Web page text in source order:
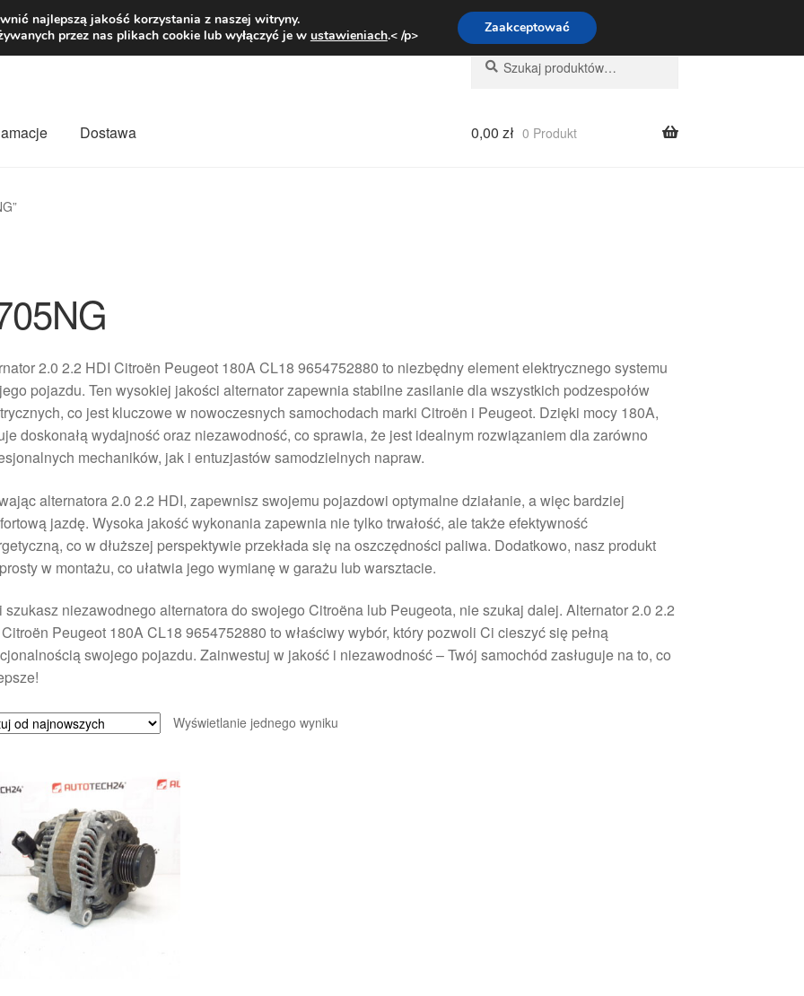
zł Pn.-pt. 9:00-16:00800 003 167
Szukaj:
Szukaj
Dostawa 0,00 zł 0 Produkt
2.0 2.2 HDI Citroën Peugeot 180A CL18 9654752880 to niezbędny element elektrycznego systemu
pojazdu. Ten wysokiej jakości alternator zapewnia stabilne zasilanie dla wszystkich podzespołów
co jest kluczowe w nowoczesnych samochodach marki Citroën i Peugeot. Dzięki mocy 180A,
doskonałą wydajność oraz niezawodność, co sprawia, że jest idealnym rozwiązaniem dla zarówno
mechaników, jak i entuzjastów samodzielnych napraw.
alternatora 2.0 2.2 HDI, zapewnisz swojemu pojazdowi optymalne działanie, a więc bardziej
jazdę. Wysoka jakość wykonania zapewnia nie tylko trwałość, ale także efektywność
co w dłuższej perspektywie przekłada się na oszczędności paliwa. Dodatkowo, nasz produkt
w montażu, co ułatwia jego wymianę w garażu lub warsztacie.
szukasz niezawodnego alternatora do swojego Citroëna lub Peugeota, nie szukaj dalej. Alternator 2.0 2.2
Peugeot 180A CL18 9654752880 to właściwy wybór, który pozwoli Ci cieszyć się pełną
swojego pojazdu. Zainwestuj w jakość i niezawodność – Twój samochód zasługuje na to, co
Wyświetlanie jednego wyniku
najlepszą jakość korzystania z naszej witryny.
przez nas plikach cookie lub wyłączyć je w ustawieniach.< /p> Zaakceptować